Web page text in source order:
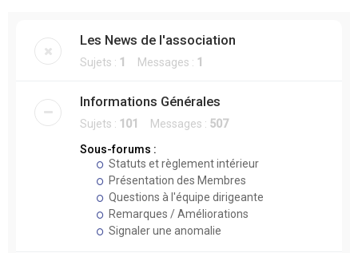
Les News de l'association
Sujets : 1 Messages : 1
Informations Générales
Sujets : 101 Messages : 507
Sous-forums :
Statuts et règlement intérieur
Présentation des Membres
Questions à l'équipe dirigeante
Remarques / Améliorations
Signaler une anomalie